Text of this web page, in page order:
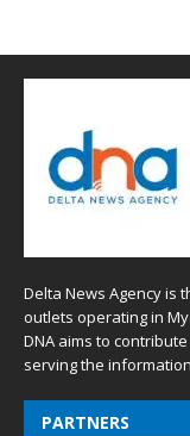
Delta News Agency is
outlets operating in
DNA aims to
serving the
PARTNERS